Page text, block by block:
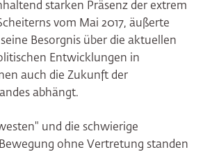
starken Präsenz der extrem
vom Mai 2017, äußerte
Besorgnis über die aktuellen
Entwicklungen in
auch die Zukunft der
abhängt.
und die schwierige
ohne Vertretung standen